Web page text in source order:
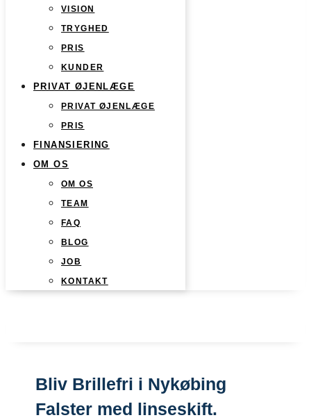
VISION
TRYGHED
PRIS
KUNDER
PRIVAT ØJENLÆGE
PRIVAT ØJENLÆGE
PRIS
FINANSIERING
OM OS
OM OS
TEAM
FAQ
BLOG
JOB
KONTAKT
Bliv Brillefri i Nykøbing
Falster med linseskift.